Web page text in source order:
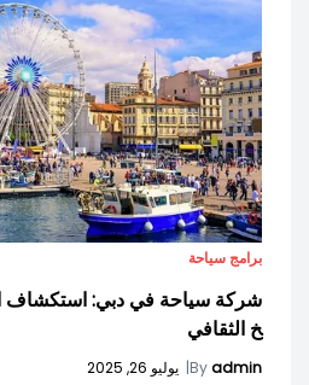
برامج سياحة
شركة سياحة في دبي: استكشاف
خ الثقافي
Byadmin
| يوليو 26, 2025